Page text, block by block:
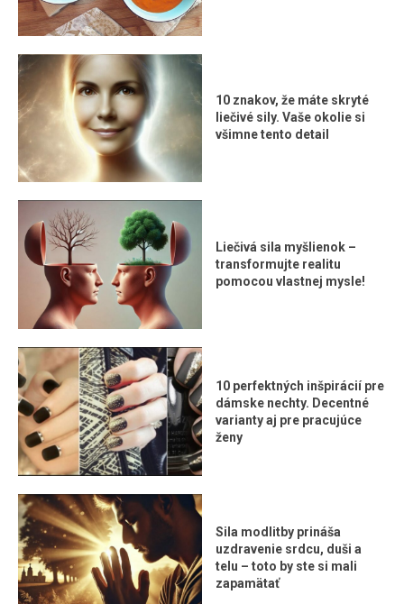
10 znakov, že máte skryté
liečivé sily. Vaše okolie si
všimne tento detail
Liečivá sila myšlienok –
transformujte realitu
pomocou vlastnej mysle!
10 perfektných inšpirácií pre
dámske nechty. Decentné
varianty aj pre pracujúce
ženy
Sila modlitby prináša
uzdravenie srdcu, duši a
telu – toto by ste si mali
zapamätať